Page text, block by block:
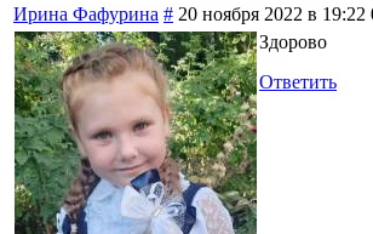
Ирина Фафурина # 20 ноября 2022 в 19:22
Здорово
Ответить